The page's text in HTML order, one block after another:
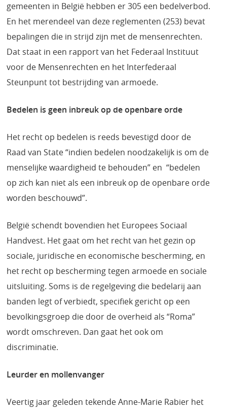
gemeenten in België hebben er 305 een bedelverbod.
En het merendeel van deze reglementen (253) bevat
bepalingen die in strijd zijn met de mensenrechten.
Dat staat in een rapport van het Federaal Instituut
voor de Mensenrechten en het Interfederaal
Steunpunt tot bestrijding van armoede.
Bedelen is geen inbreuk op de openbare orde
Het recht op bedelen is reeds bevestigd door de
Raad van State “indien bedelen noodzakelijk is om de
menselijke waardigheid te behouden” en “bedelen
op zich kan niet als een inbreuk op de openbare orde
worden beschouwd”.
België schendt bovendien het Europees Sociaal
Handvest. Het gaat om het recht van het gezin op
sociale, juridische en economische bescherming, en
het recht op bescherming tegen armoede en sociale
uitsluiting. Soms is de regelgeving die bedelarij aan
banden legt of verbiedt, specifiek gericht op een
bevolkingsgroep die door de overheid als “Roma”
wordt omschreven. Dan gaat het ook om
discriminatie.
Leurder en mollenvanger
Veertig jaar geleden tekende Anne-Marie Rabier het